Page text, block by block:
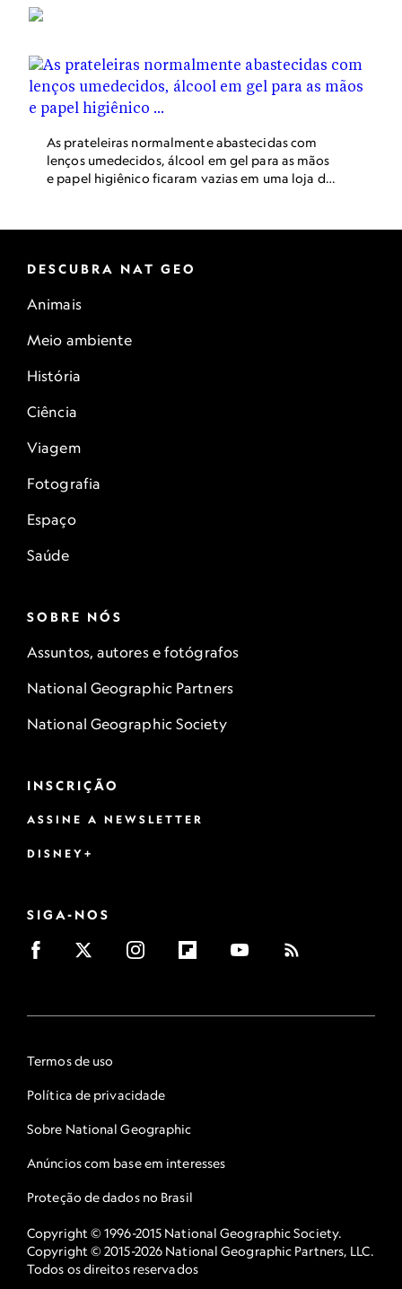
As prateleiras normalmente abastecidas com
lenços umedecidos, álcool em gel para as mãos
e papel higiênico ficaram vazias em uma loja da
de coronavírus. O que leva à “compra motivada
vontade de recuperar o controle em momentos
DESCUBRA NAT GEO
Animais
Meio ambiente
História
Ciência
Viagem
Fotografia
Espaço
Saúde
SOBRE NÓS
Assuntos, autores e fotógrafos
National Geographic Partners
National Geographic Society
INSCRIÇÃO
ASSINE A NEWSLETTER
DISNEY+
SIGA-NOS
Termos de uso
Política de privacidade
Sobre National Geographic
Anúncios com base em interesses
Proteção de dados no Brasil
Copyright © 1996-2015 National Geographic Society.
Copyright © 2015-2026 National Geographic Partners, LLC.
Todos os direitos reservados